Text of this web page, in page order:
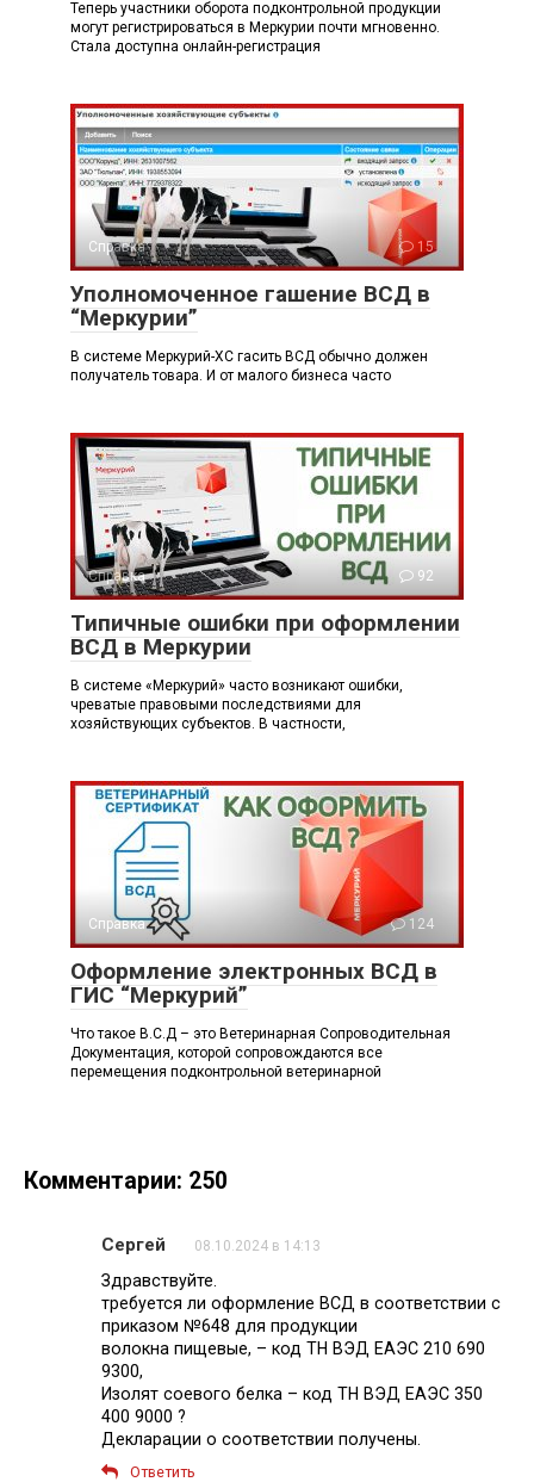
Теперь участники оборота подконтрольной продукции
могут регистрироваться в Меркурии почти мгновенно.
Стала доступна онлайн-регистрация
Справка 15
Уполномоченное гашение ВСД в
“Меркурии”
В системе Меркурий-ХС гасить ВСД обычно должен
получатель товара. И от малого бизнеса часто
Справка 92
Типичные ошибки при оформлении
ВСД в Меркурии
В системе «Меркурий» часто возникают ошибки,
чреватые правовыми последствиями для
хозяйствующих субъектов. В частности,
Справка 124
Оформление электронных ВСД в
ГИС “Меркурий”
Что такое В.С.Д – это Ветеринарная Сопроводительная
Документация, которой сопровождаются все
перемещения подконтрольной ветеринарной
Комментарии: 250
Сергей 08.10.2024 в 14:13
Здравствуйте.
требуется ли оформление ВСД в соответствии с
приказом №648 для продукции
волокна пищевые, – код ТН ВЭД ЕАЭС 210 690
9300,
Изолят соевого белка – код ТН ВЭД ЕАЭС 350
400 9000 ?
Декларации о соответствии получены.
Ответить